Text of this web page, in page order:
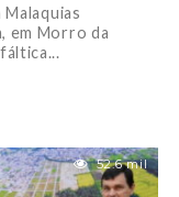
em Morro da
52.6 mil